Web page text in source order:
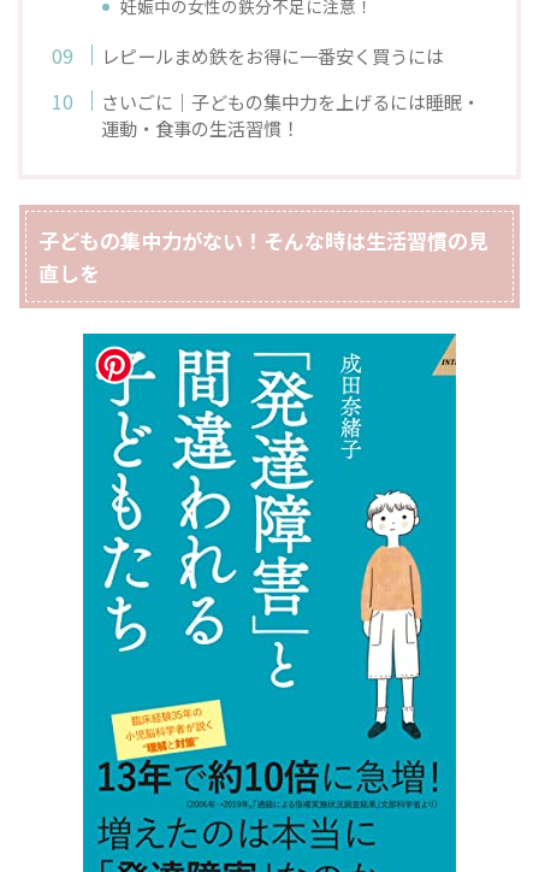
妊娠中の女性の鉄分不足に注意！
レピールまめ鉄をお得に一番安く買うには
さいごに｜子どもの集中力を上げるには睡眠・
運動・食事の生活習慣！
子どもの集中力がない！そんな時は生活習慣の見
直しを